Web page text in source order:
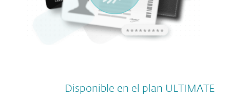
Disponible en el plan ULTIMATE